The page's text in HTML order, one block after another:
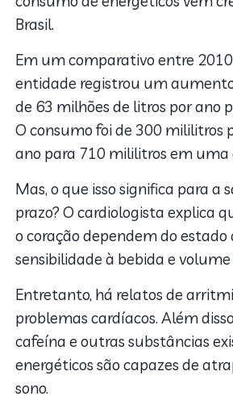
Brasil.
Em um comparativo entre
entidade registrou um
de 63 milhões de litros por ano
O consumo foi de 300 mililitros
ano para 710 mililitros em uma
Mas, o que isso significa para a
prazo? O cardiologista explica
o coração dependem do estado
sensibilidade à bebida e volume
Entretanto, há relatos de
problemas cardíacos. Além
cafeína e outras substâncias
energéticos são capazes de
sono.